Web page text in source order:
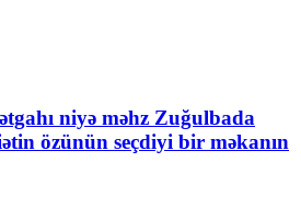
niyə məhz Zuğulbada
özünün seçdiyi bir məkanın